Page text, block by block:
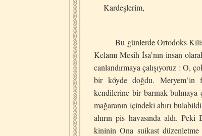
Kardeşlerim,
Bu günlerde Ortodoks
Kelamı Mesih İsa’nın insan
canlandırmaya çalışıyoruz : O,
bir kőyde doğdu. Meryem’in
kendilerine bir barınak
mağaranın içindeki ahırı
ahırın pis havasında aldı.
kininin Ona suikast